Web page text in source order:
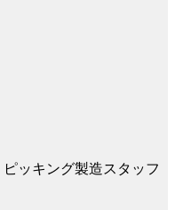
ッキング製造スタッフ